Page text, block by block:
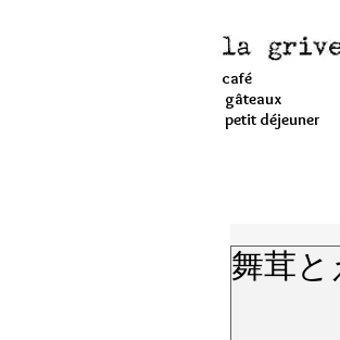
café
gâteaux
petit déjeuner
舞茸と